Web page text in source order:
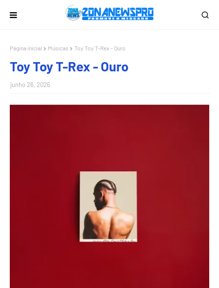
Página inicial Músicas Toy Toy T-Rex - Ouro
Toy Toy T-Rex - Ouro
junho 26, 2026